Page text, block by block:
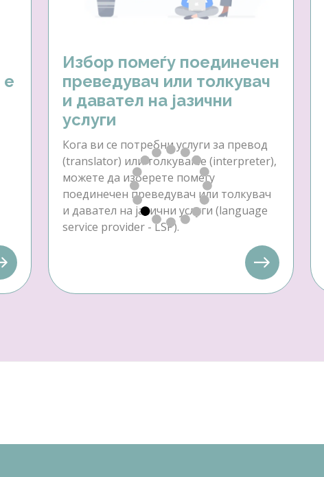
е
Избор помеѓу поединечен
преведувач или толкувач
и давател на јазични
услуги
Кога ви се потребни услуги за превод
(translator) или толкување (interpreter),
можете да изберете помеѓу
поединечен преведувач или толкувач
и давател на јазични услуги (language
service provider - LSP).